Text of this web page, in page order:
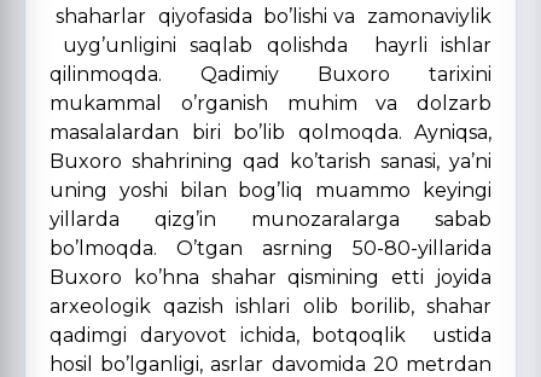
shaharlar qiyofasida bo’lishi va zamonaviylik
uyg’unligini saqlab qolishda hayrli ishlar
qilinmoqda. Qadimiy Buxoro tarixini
mukammal o’rganish muhim va dolzarb
masalalardan biri bo’lib qolmoqda. Ayniqsa,
Buxoro shahrining qad ko’tarish sanasi, ya’ni
uning yoshi bilan bog’liq muammo keyingi
yillarda qizg’in munozaralarga sabab
bo’lmoqda. O’tgan asrning 50-80-yillarida
Buxoro ko’hna shahar qismining etti joyida
arxeologik qazish ishlari olib borilib, shahar
qadimgi daryovot ichida, botqoqlik ustida
hosil bo’lganligi, asrlar davomida 20 metrdan